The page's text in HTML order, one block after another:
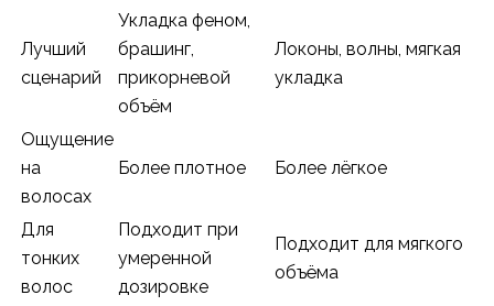
Лучший
сценарий
Укладка феном,
брашинг,
прикорневой
объём
Локоны, волны, мягкая
укладка
Ощущение
на
волосах
Более плотное Более лёгкое
Для
тонких
волос
Подходит при
умеренной
дозировке
Подходит для мягкого
объёма